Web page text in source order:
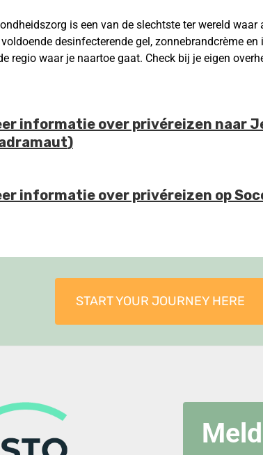
is een van de slechtste ter wereld waar
desinfecterende gel, zonnebrandcrème en
regio waar je naartoe gaat. Check bij je eigen
informatie over privéreizen naar
)
informatie over privéreizen op
START YOUR JOURNEY HERE